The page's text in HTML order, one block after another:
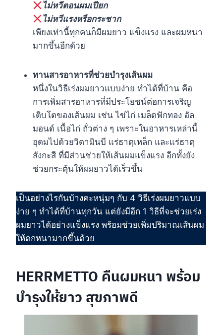
ไม่หวีตอนผมเปียก
ไม่หวีแรงหรือกระชาก
เพียงเท่านี้ทุกคนก็มีผมยาว แข็งแรง และผมหนา
มากขึ้นอีกด้วย
ทานสารอาหารที่ช่วยบำรุงเส้นผม
หนึ่งในวิธีเร่งผมยาวแบบง่าย ทำได้ที่บ้าน คือ
การเพิ่มสารอาหารที่มีประโยชน์ต่อการเจริญ
เติบโตของเส้นผม เช่น ไข่ไก่ เมล็ดฟักทอง อัล
มอนด์ เนื้อไก่ ถั่วต่าง ๆ เพราะในอาหารเหล่านี้
อุดมไปด้วยวิตามินบี แร่ธาตุเหล็ก และแร่ธาตุ
สังกะสี ที่มีส่วนช่วยให้เส้นผมแข็งแรง อีกทั้งยัง
ช่วยกระตุ้นให้ผมยาวได้เร็วขึ้น
เป็นอย่างไรกันบ้างคะหนุ่มๆ กับ 4 วิธีเร่งผมยาวแบบ
ง่าย ๆ ทำได้ที่บ้านทุกวัน แต่ยังมีอีก 1 วิธีที่จะช่วยเร่ง
ผมยาวได้อย่างแข็งแรง พร้อมช่วยเพิ่มปริมาณเส้นผม
ให้ดกหนามากขึ้นด้วย
HERRMETTO คืนผมหนา พร้อม
บำรุงให้ยาว สุขภาพดี